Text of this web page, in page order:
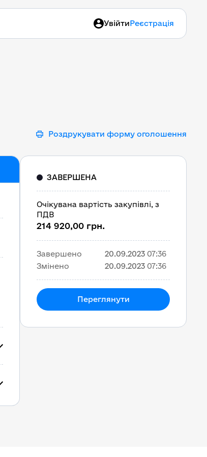
УвійтиРеєстрація
Роздрукувати форму оголошення
ЗАВЕРШЕНА
Очікувана вартість закупівлі, з
ПДВ
214 920,00 грн.
Завершено 20.09.2023 07:36
Змінено
20.09.2023 07:36
Переглянути